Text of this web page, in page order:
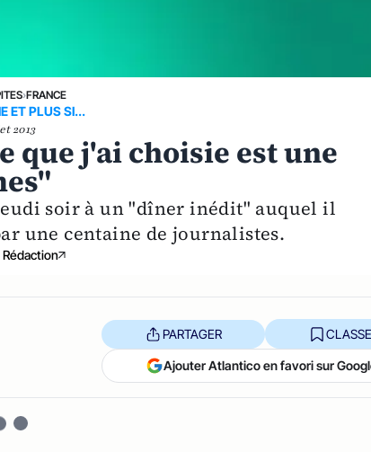
›FRANCE
ET PLUS SI...
2013
que j'ai choisie est une
soir à un "dîner inédit" auquel il
une centaine de journalistes.
PARTAGER
Ajouter Atlantico en favori sur